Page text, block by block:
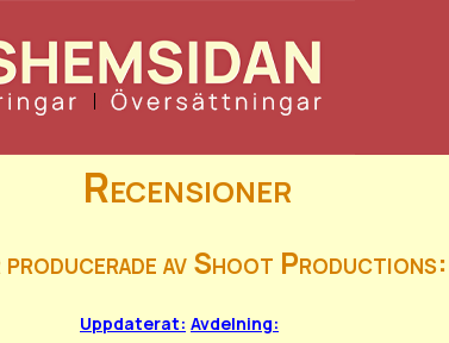
Recensioner
av Shoot Productions:
Uppdaterat: Avdelning: